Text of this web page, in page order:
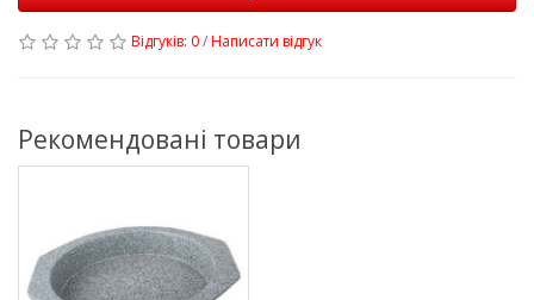
Відгуків: 0/Написати відгук
Рекомендовані товари